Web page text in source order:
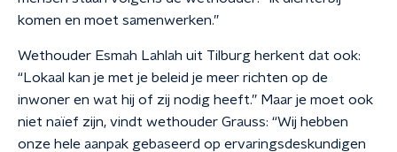
komen en moet samenwerken.”
Wethouder Esmah Lahlah uit Tilburg herkent dat ook:
“Lokaal kan je met je beleid je meer richten op de
inwoner en wat hij of zij nodig heeft.” Maar je moet ook
niet naïef zijn, vindt wethouder Grauss: “Wij hebben
onze hele aanpak gebaseerd op ervaringsdeskundigen